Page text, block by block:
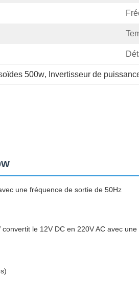
500w, Invertisseur de
une fréquence de sortie de 50Hz
le 12V DC en 220V AC avec